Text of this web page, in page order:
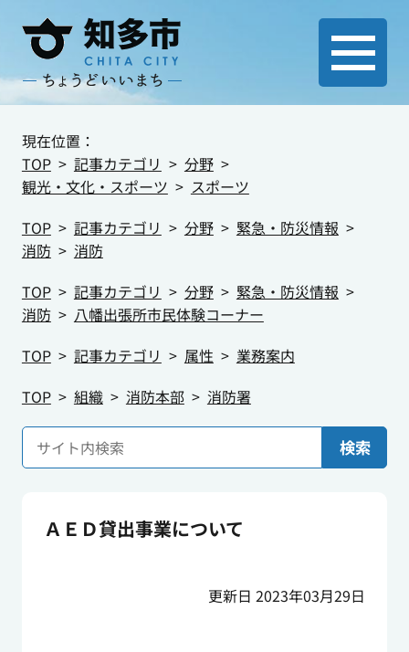
現在位置：
TOP
記事カテゴリ
分野
観光・文化・スポーツ
スポーツ
TOP
記事カテゴリ 分野
緊急・防災情報
消防
消防
TOP
記事カテゴリ 分野
緊急・防災情報
消防
八幡出張所市民体験コーナー
TOP
記事カテゴリ 属性
業務案内
TOP
組織 消防本部 消防署
検索
ＡＥＤ貸出事業について
更新日 2023年03月29日